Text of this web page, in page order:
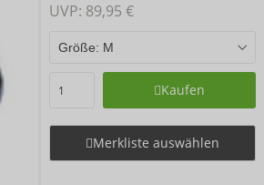
UVP: 89,95 €
Kaufen
Merkliste auswählen